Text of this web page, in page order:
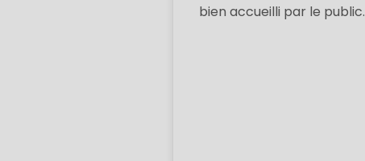
bien accueilli par le public.